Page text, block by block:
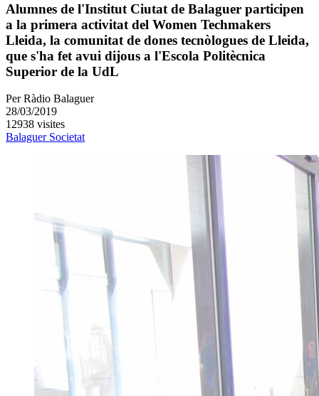
Alumnes de l'Institut Ciutat de Balaguer participen
a la primera activitat del Women Techmakers
Lleida, la comunitat de dones tecnòlogues de Lleida,
que s'ha fet avui dijous a l'Escola Politècnica
Superior de la UdL
Per Ràdio Balaguer
28/03/2019
12938 visites
Balaguer Societat